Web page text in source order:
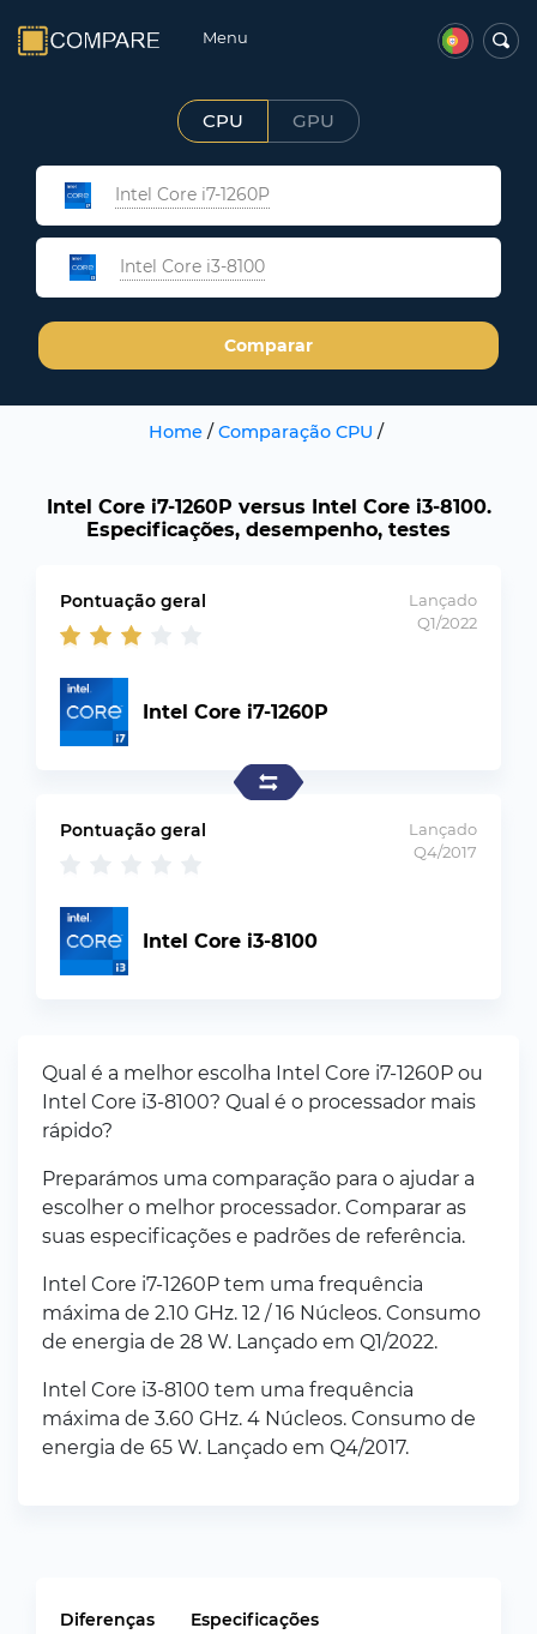
Menu
CPU GPU
Intel Core i7-1260P
Intel Core i3-8100
Comparar
Home / Comparação CPU /
Intel Core i7-1260P versus Intel Core i3-8100.
Especificações, desempenho, testes
Pontuação geral
Lançado
Q1/2022
Intel Core i7-1260P
Lançado
Q4/2017
Pontuação geral
Intel Core i3-8100
Qual é a melhor escolha Intel Core i7-1260P ou
Intel Core i3-8100? Qual é o processador mais
rápido?
Preparámos uma comparação para o ajudar a
escolher o melhor processador. Comparar as
suas especificações e padrões de referência.
Intel Core i7-1260P tem uma frequência
máxima de 2.10 GHz. 12 / 16 Núcleos. Consumo
de energia de 28 W. Lançado em Q1/2022.
Intel Core i3-8100 tem uma frequência
máxima de 3.60 GHz. 4 Núcleos. Consumo de
energia de 65 W. Lançado em Q4/2017.
Diferenças
Especificações